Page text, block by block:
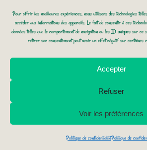
Pour offrir les meilleures expériences, nous utilisons des technologies
accéder aux informations des appareils. Le fait de consentir à ces
données telles que le comportement de navigation ou les ID uniques sur ce
retirer son consentement peut avoir un effet négatif sur certaines
Accepter
Refuser
Voir les préférences
Politique de confidentialitéPolitique de